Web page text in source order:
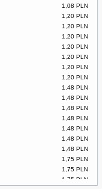
1,08 PLN
1,20 PLN
1,20 PLN
1,20 PLN
1,20 PLN
1,20 PLN
1,20 PLN
1,20 PLN
1,48 PLN
1,48 PLN
1,48 PLN
1,48 PLN
1,48 PLN
1,48 PLN
1,48 PLN
1,75 PLN
1,75 PLN
1,75 PLN